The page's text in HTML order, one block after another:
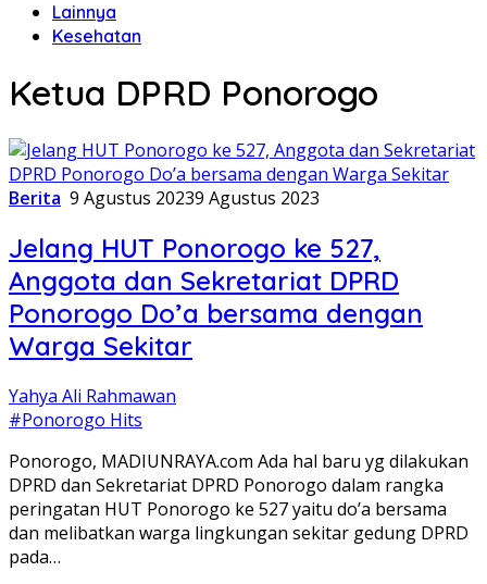
Lainnya
Kesehatan
Ketua DPRD Ponorogo
Berita 9 Agustus 20239 Agustus 2023
Jelang HUT Ponorogo ke 527,
Anggota dan Sekretariat DPRD
Ponorogo Do’a bersama dengan
Warga Sekitar
Yahya Ali Rahmawan
#Ponorogo Hits
Ponorogo, MADIUNRAYA.com Ada hal baru yg dilakukan
DPRD dan Sekretariat DPRD Ponorogo dalam rangka
peringatan HUT Ponorogo ke 527 yaitu do’a bersama
dan melibatkan warga lingkungan sekitar gedung DPRD
pada…